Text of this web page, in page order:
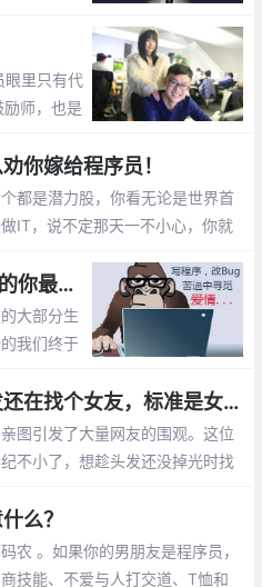
程序员的
眼里只有代
师，也是
激发程序
你嫁给程序员！
都是潜力股，你看无论是世界首
IT，说不定那天一不小心，你就
期持有型成长股
1024节日的由来,程序员的你最想对自己说的是什么？【1024程序员节日】
大部分生
我们终于
敬。
一位程序员相亲：趁头发还在找个女友，标准是女孩就行
图引发了大量网友的围观。这位
不小了，想趁头发还没掉光时找
么？
农 。如果你的男朋友是程序员，
技能、不爱与人打交道、T恤和